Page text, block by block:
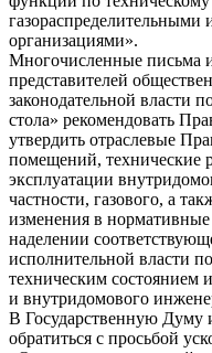
организациями».
Многочисленные письма
представителей
законодательной власти
стола» рекомендовать
утвердить отраслевые
помещений, технические
эксплуатации
частности, газового, а
изменения в нормативные
наделении
исполнительной власти
техническим состоянием
и внутридомового
В Государственную Думу
обратиться с просьбой